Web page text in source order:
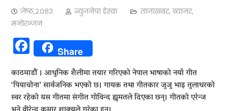
जेष्ठ,२०८३ न्युजनेपा डेस्क ताजाखबर,ब्यानर,
मनोरन्जन
Facebook
Share
काठमाडौं । आधुनिक शैलीमा तयार गरिएको नेपाल भाषाको नयाँ गीत
‘पियाचोना’ सार्वजनिक भएको छ। गायक तथा गीतकार जुजु भाइ तुलाधरको
स्वर रहेको यस गीतमा संगीत गोविन्द ह्युमतले दिएका छन्। गीतको एरेन्ज